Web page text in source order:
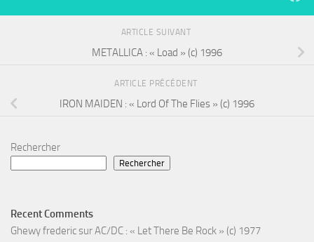
ARTICLE SUIVANT
METALLICA : « Load » (c) 1996
ARTICLE PRÉCÉDENT
IRON MAIDEN : « Lord Of The Flies » (c) 1996
Rechercher
Rechercher
Recent Comments
Ghewy fredericsurAC/DC : « Let There Be Rock » (c) 1977